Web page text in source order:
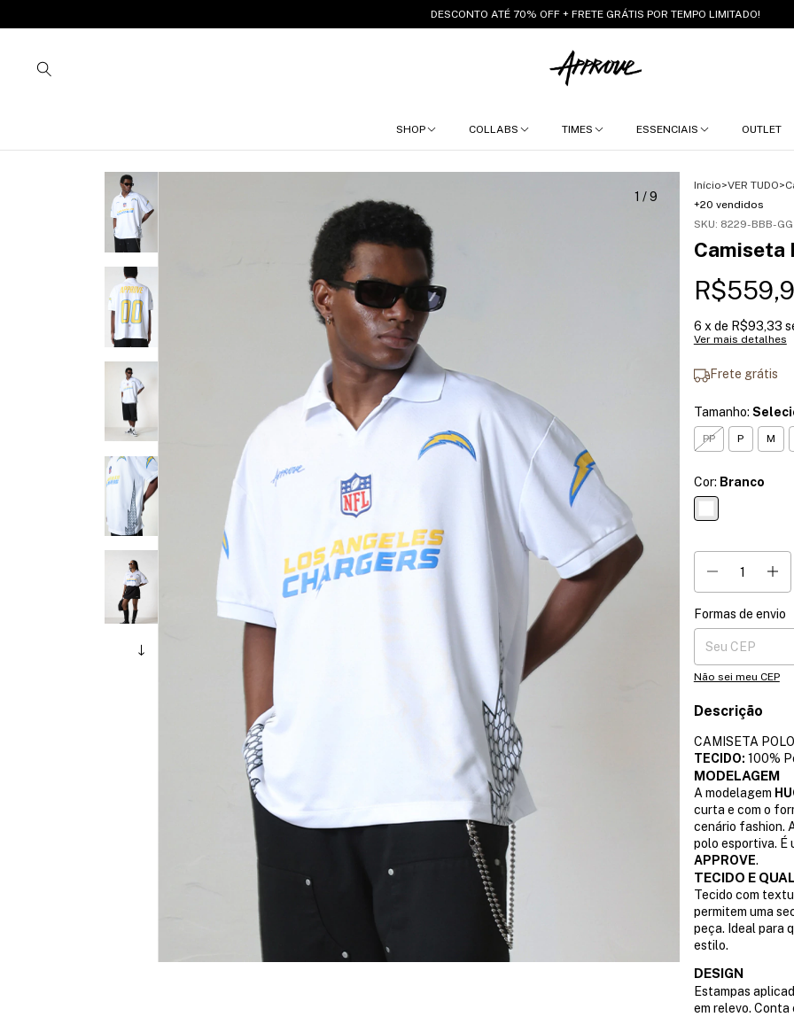
DESCONTO ATÉ 70% OFF + FRETE GRÁTIS POR TEMPO LIMITADO!
SHOP COLLABS TIMES ESSENCIAIS OUTLET
1 /9
Início>VER TUDO>
+20 vendidos
SKU: 8229-BBB-GG
Camiseta
6 x de R$93,33
Ver mais detalhes
Frete grátis
Tamanho:
PP P M
Cor: Branco
Entregas para o
Formas de envio
Não sei meu CEP
Descrição
CAMISETA
TECIDO: 100%
MODELAGEM
A modelagem
curta e com o
cenário fashion.
polo esportiva. É
APPROVE.
TECIDO E
Tecido com
permitem uma
peça. Ideal para
estilo.
DESIGN
Estampas
em relevo.